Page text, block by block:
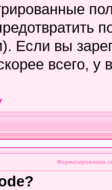
Если вы
всего,
Форматирование